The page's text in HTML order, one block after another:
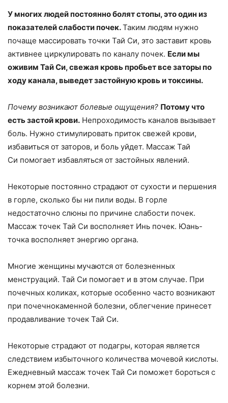
У многих людей постоянно болят стопы, это один из
показателей слабости почек.Таким людям нужно
почаще массировать точки Тай Си, это заставит кровь
активнее циркулировать по каналу почек. Если мы
оживим Тай Си, свежая кровь пробьет все заторы по
ходу канала, выведет застойную кровь и токсины.
Почему возникают болевые ощущения? Потому что
есть застой крови. Непроходимость каналов вызывает
боль. Нужно стимулировать приток свежей крови,
избавиться от заторов, и боль уйдет. Массаж Тай
Си помогает избавляться от застойных явлений.
Некоторые постоянно страдают от сухости и першения
в горле, сколько бы ни пили воды. В горле
недостаточно слюны по причине слабости почек.
Массаж точек Тай Си восполняет Инь почек. Юань-
точка восполняет энергию органа.
Многие женщины мучаются от болезненных
менструаций. Тай Си помогает и в этом случае. При
почечных коликах, которые особенно часто возникают
при почечнокаменной болезни, облегчение принесет
продавливание точек Тай Си.
Некоторые страдают от подагры, которая является
следствием избыточного количества мочевой кислоты.
Ежедневный массаж точек Тай Си поможет бороться с
корнем этой болезни.